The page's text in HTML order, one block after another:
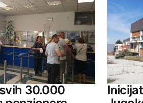
lose se prica o tvom
videlo.
novca u kome su
30.000